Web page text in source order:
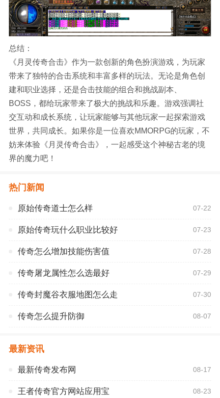
总结：
《月灵传奇合击》作为一款创新的角色扮演游戏，为玩家
带来了独特的合击系统和丰富多样的玩法。无论是角色创
建和职业选择，还是合击技能的组合和挑战副本、
BOSS，都给玩家带来了极大的挑战和乐趣。游戏强调社
交互动和成长系统，让玩家能够与其他玩家一起探索游戏
世界，共同成长。如果你是一位喜欢MMORPG的玩家，不
妨来体验《月灵传奇合击》，一起感受这个神秘古老的境
界的魔力吧！
热门新闻
原始传奇道士怎么样 07-22
原始传奇玩什么职业比较好 07-23
传奇怎么增加技能伤害值 07-28
传奇屠龙属性怎么选最好 07-29
传奇封魔谷衣服地图怎么走 07-30
传奇怎么提升防御 08-07
最新资讯
最新传奇发布网 08-17
王者传奇官方网站应用宝 08-23